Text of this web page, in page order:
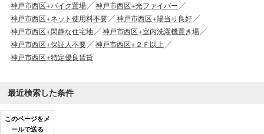
神戸市西区+バイク置場
神戸市西区+光ファイバー
神戸市西区+ネット使用料不要
神戸市西区+陽当り良好
神戸市西区+閑静な住宅地
神戸市西区+室内洗濯機置き場
神戸市西区+保証人不要
神戸市西区+２Ｆ以上
神戸市西区+特定優良賃貸
最近検索した条件
このページをメ
ールで送る